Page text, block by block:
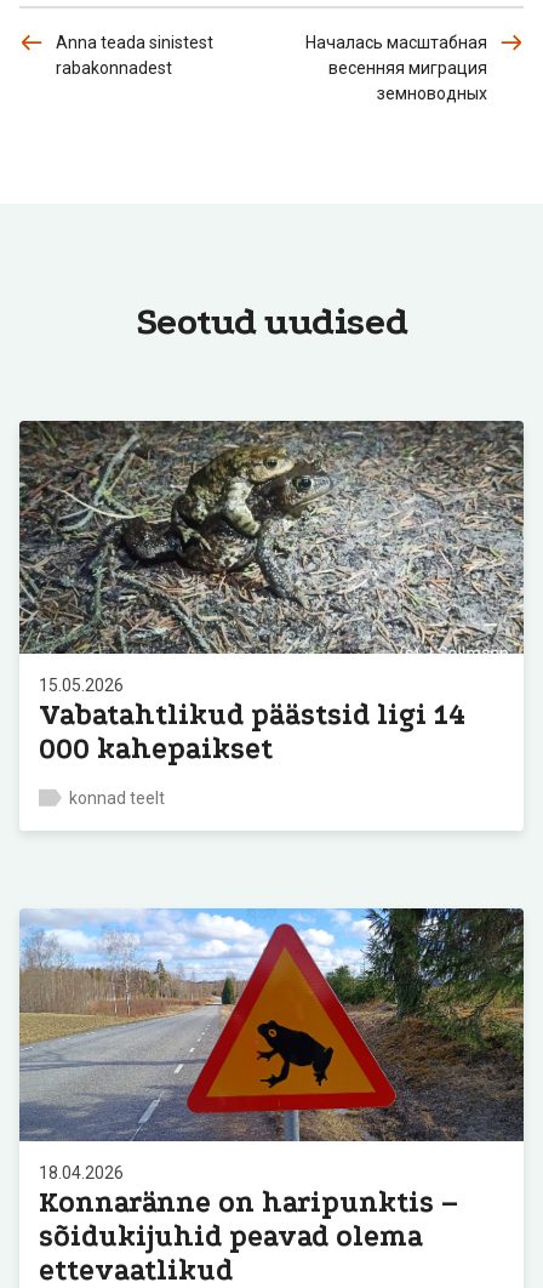
Anna teada sinistest
rabakonnadest
Началась масштабная
весенняя миграция
земноводных
Seotud uudised
15.05.2026
Vabatahtlikud päästsid ligi 14
000 kahepaikset
konnad teelt
18.04.2026
Konnaränne on haripunktis –
sõidukijuhid peavad olema
ettevaatlikud